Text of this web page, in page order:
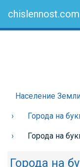
chislennost.com
Население
Города на
Города на
Города на